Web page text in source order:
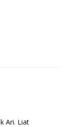
Ari. Liat